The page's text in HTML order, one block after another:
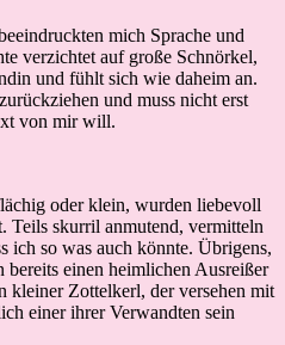
mich Sprache und
verzichtet auf große Schnörkel,
und fühlt sich wie daheim an.
und muss nicht erst
von mir will.
oder klein, wurden liebevoll
Teils skurril anmutend, vermitteln
ich so was auch könnte. Übrigens,
bereits einen heimlichen Ausreißer
kleiner Zottelkerl, der versehen mit
einer ihrer Verwandten sein